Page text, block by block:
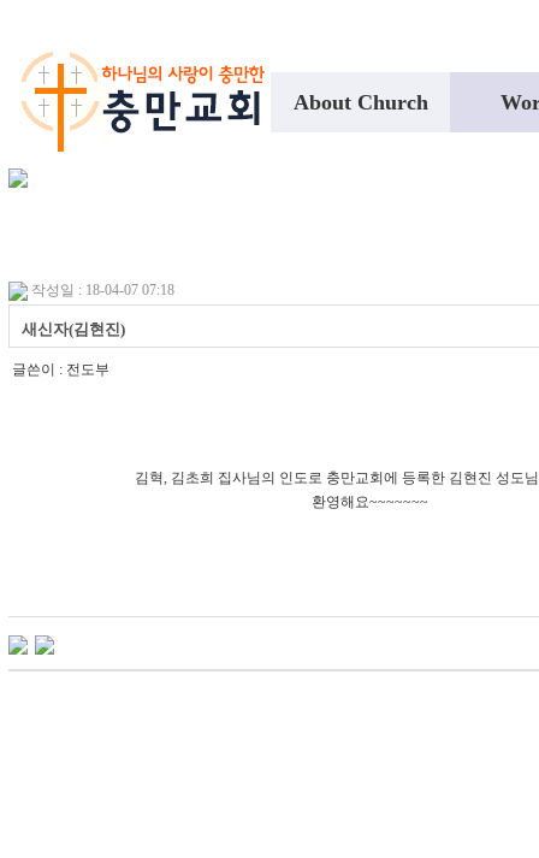
About Church
작성일 : 18-04-07 07:18
새신자(김현진)
글쓴이 : 전도부
김혁, 김초희 집사님의 인도로 충만교회에 등록한 김현진 성도
환영해요~~~~~~~